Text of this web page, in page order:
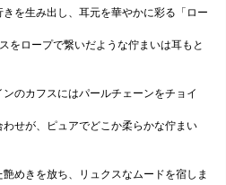
を生み出し、耳元を華やかに彩る「ロー
をロープで繋いだような佇まいは耳もと
のカフスにはパールチェーンをチョイ
せが、ピュアでどこか柔らかな佇まい
めきを放ち、リュクスなムードを宿しま